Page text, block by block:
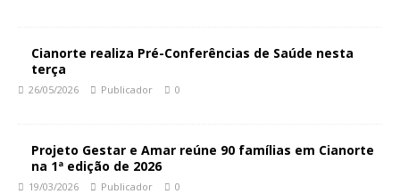
Cianorte realiza Pré-Conferências de Saúde nesta
terça
26/05/2026 Publicador 0
Projeto Gestar e Amar reúne 90 famílias em Cianorte
na 1ª edição de 2026
19/03/2026 Publicador 0